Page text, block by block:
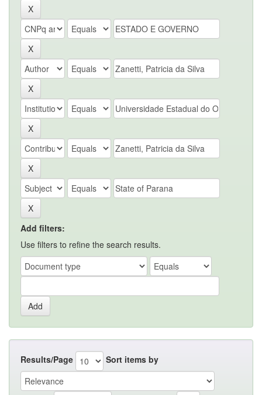
Add filters:
Use filters to refine the search results.
Results/Page Sort items by